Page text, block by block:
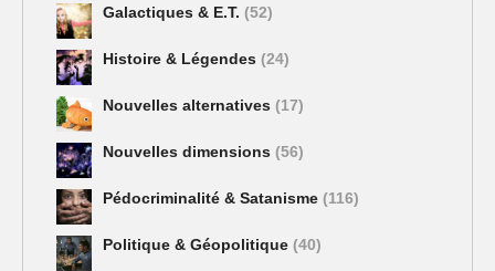
Galactiques & E.T. (52)
Histoire & Légendes (24)
Nouvelles alternatives (17)
Nouvelles dimensions (56)
Pédocriminalité & Satanisme (116)
Politique & Géopolitique (40)